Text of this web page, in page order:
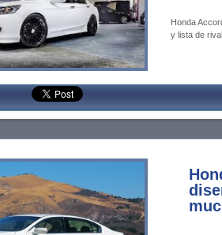
Honda
y lista de